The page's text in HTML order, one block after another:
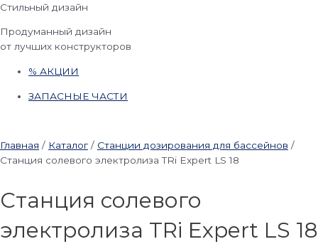
Стильный дизайн
Продуманный дизайн
от лучших конструкторов
% АКЦИИ
ЗАПАСНЫЕ ЧАСТИ
Главная / Каталог / Станции дозирования для бассейнов /
Станция солевого электролиза TRi Expert LS 18
Станция солевого
электролиза TRi Expert LS 18